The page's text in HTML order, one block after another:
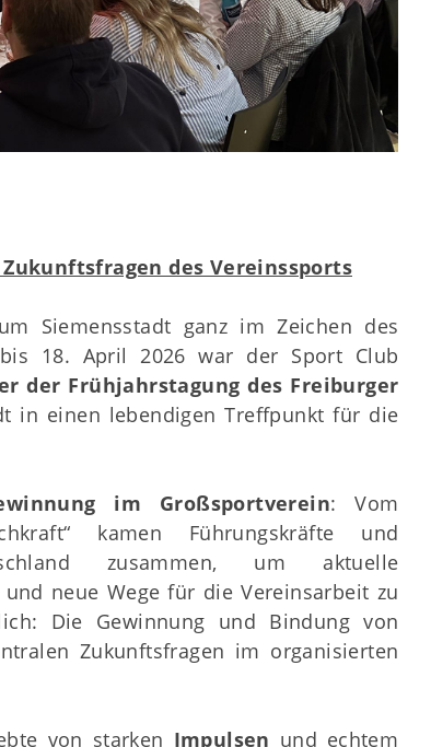
des Vereinssports
Siemensstadt ganz im Zeichen des
18. April 2026 war der Sport Club
der Frühjahrstagung des Freiburger
in einen lebendigen Treffpunkt für die
im Großsportverein: Vom
kamen Führungskräfte und
zusammen, um aktuelle
neue Wege für die Vereinsarbeit zu
Die Gewinnung und Bindung von
Zukunftsfragen im organisierten
von starken Impulsen und echtem